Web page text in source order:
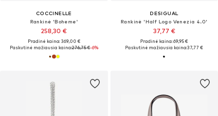
COCCINELLE
Rankinė 'Boheme'
258,30 €
Pradinė kaina: 369,00 €
Paskutinė mažiausia kaina:276,75 €-6%
DESIGUAL
Rankinė 'Half Logo Venezia 4.0'
37,77 €
Pradinė kaina: 69,95 €
Paskutinė mažiausia kaina:37,77 €